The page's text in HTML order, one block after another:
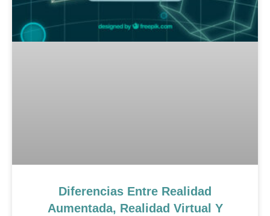
Diferencias Entre Realidad
Aumentada, Realidad Virtual Y